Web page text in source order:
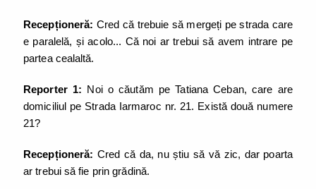
Recepționeră: Cred că trebuie să mergeți pe strada care
e paralelă, și acolo... Că noi ar trebui să avem intrare pe
partea cealaltă.
Reporter 1: Noi o căutăm pe Tatiana Ceban, care are
domiciliul pe Strada Iarmaroc nr. 21. Există două numere
21?
Recepționeră: Cred că da, nu știu să vă zic, dar poarta
ar trebui să fie prin grădină.